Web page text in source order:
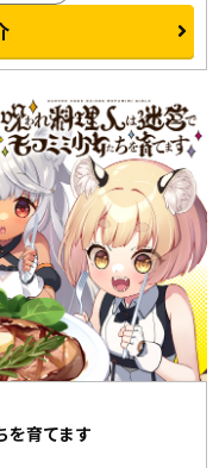
を育てます